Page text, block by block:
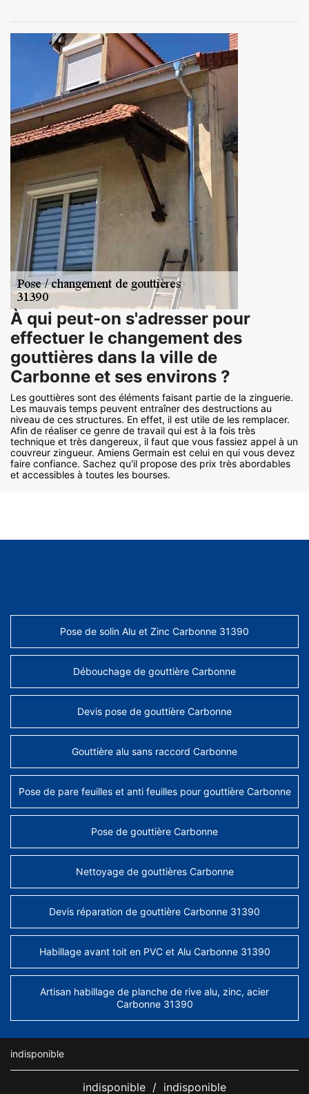
À qui peut-on s'adresser pour
effectuer le changement des
gouttières dans la ville de
Carbonne et ses environs ?
Les gouttières sont des éléments faisant partie de la zinguerie.
Les mauvais temps peuvent entraîner des destructions au
niveau de ces structures. En effet, il est utile de les remplacer.
Afin de réaliser ce genre de travail qui est à la fois très
technique et très dangereux, il faut que vous fassiez appel à un
couvreur zingueur. Amiens Germain est celui en qui vous devez
faire confiance. Sachez qu'il propose des prix très abordables
et accessibles à toutes les bourses.
Pose de solin Alu et Zinc Carbonne 31390
Débouchage de gouttière Carbonne
Devis pose de gouttière Carbonne
Gouttière alu sans raccord Carbonne
Pose de pare feuilles et anti feuilles pour gouttière Carbonne
Pose de gouttière Carbonne
Nettoyage de gouttières Carbonne
Devis réparation de gouttière Carbonne 31390
Habillage avant toit en PVC et Alu Carbonne 31390
Artisan habillage de planche de rive alu, zinc, acier
Carbonne 31390
indisponible
indisponible / indisponible